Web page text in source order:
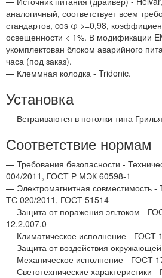
аналогичный, соответствует всем
стандартов, cos φ >=0,98,
освещенности < 1%. В модификации
укомплектован блоком аварийного
часа (под заказ).
— Клеммная колодка - Tridonic.
Установка
— Встраиваются в потолки типа
Соответствие нормам
— Требования безопасности -
004/2011, ГОСТ Р МЭК 60598-1
— Электромагнитная совместимость -
ТС 020/2011, ГОСТ 51514
— Защита от поражения эл.током -
12.2.007.0
— Климатическое исполнение - ГОСТ
— Защита от воздействия
— Механическое исполнение - ГОСТ
— Светотехнические характеристики